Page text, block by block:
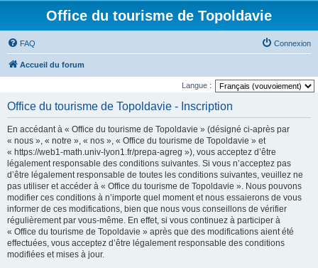
Office du tourisme de Topoldavie
FAQ Connexion
Accueil du forum
Langue :
Office du tourisme de Topoldavie - Inscription
En accédant à « Office du tourisme de Topoldavie » (désigné ci-après par
« nous », « notre », « nos », « Office du tourisme de Topoldavie » et
« https://web1-math.univ-lyon1.fr/prepa-agreg »), vous acceptez d’être
légalement responsable des conditions suivantes. Si vous n’acceptez pas
d’être légalement responsable de toutes les conditions suivantes, veuillez ne
pas utiliser et accéder à « Office du tourisme de Topoldavie ». Nous pouvons
modifier ces conditions à n’importe quel moment et nous essaierons de vous
informer de ces modifications, bien que nous vous conseillons de vérifier
régulièrement par vous-même. En effet, si vous continuez à participer à
« Office du tourisme de Topoldavie » après que des modifications aient été
effectuées, vous acceptez d’être légalement responsable des conditions
modifiées et mises à jour.